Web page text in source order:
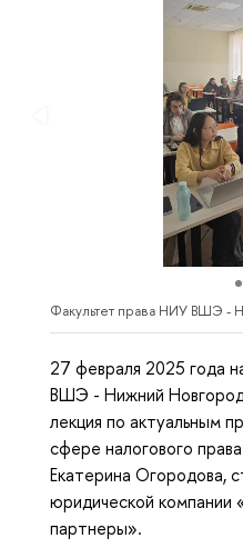
Факультет права НИУ ВШЭ -
27 февраля 2025 года
ВШЭ - Нижний Новгород
лекция по актуальным
сфере налогового
Екатерина Огородова,
юридической компании
партнеры».